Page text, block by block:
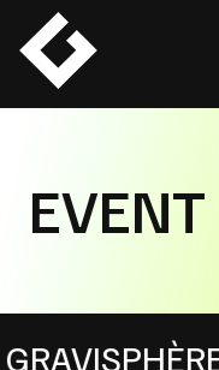
content
EVENT
ACHÈTE